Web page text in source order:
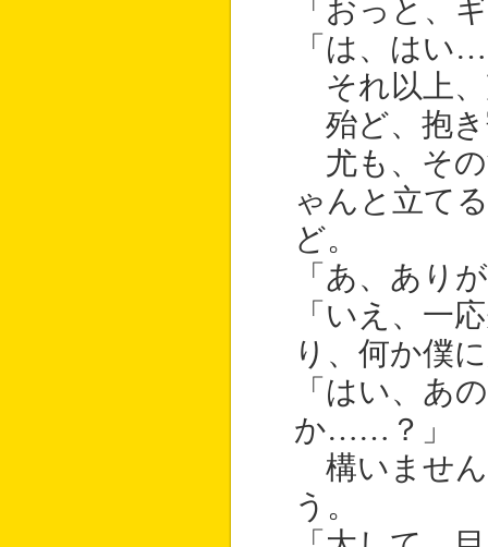
「おっと、
「は、はい
それ以上、
殆ど、抱き
尤も、その
ゃんと立て
ど。
「あ、あり
「いえ、一
り、何か僕
「はい、あ
か……？」
構いません
う。